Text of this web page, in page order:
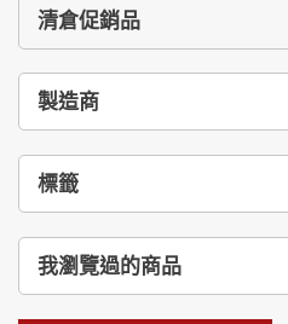
清倉促銷品
製造商
標籤
我瀏覽過的商品